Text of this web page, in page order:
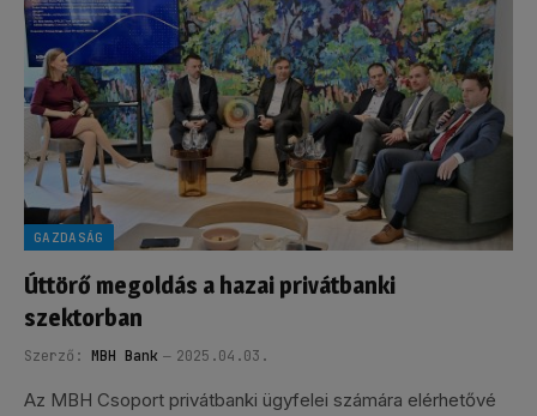
GAZDASÁG
Úttörő megoldás a hazai privátbanki
szektorban
Szerző: MBH Bank 2025.04.03.
Az MBH Csoport privátbanki ügyfelei számára elérhetővé